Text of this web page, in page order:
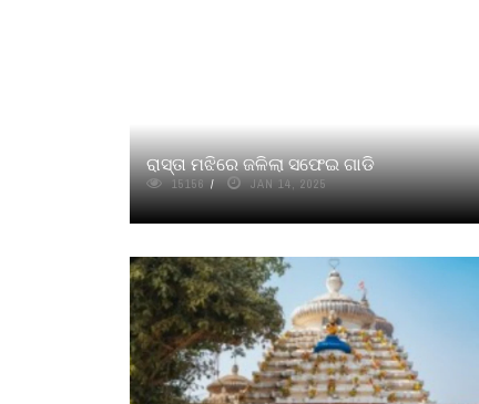
ରାସ୍ତା ମଝିରେ ଜଳିଲା ସଫେଇ ଗାଡି
15156 JAN 14, 2025